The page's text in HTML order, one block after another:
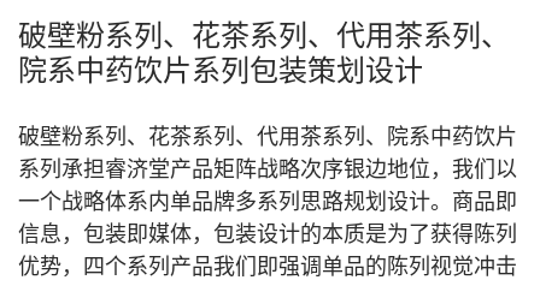
破壁粉系列、花茶系列、代用茶系列、
院系中药饮片系列包装策划设计
破壁粉系列、花茶系列、代用茶系列、院系中药饮片
系列承担睿济堂产品矩阵战略次序银边地位，我们以
一个战略体系内单品牌多系列思路规划设计。商品即
信息，包装即媒体，包装设计的本质是为了获得陈列
优势，四个系列产品我们即强调单品的陈列视觉冲击